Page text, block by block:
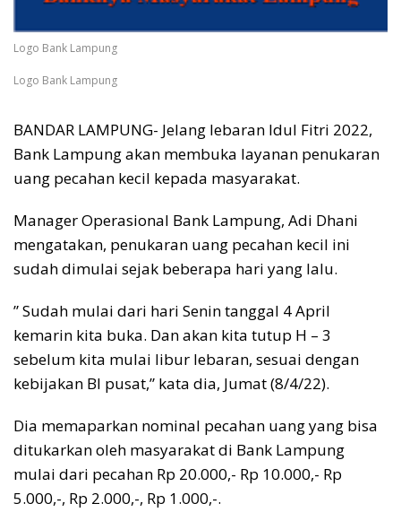
Logo Bank Lampung
Logo Bank Lampung
BANDAR LAMPUNG- Jelang lebaran Idul Fitri 2022,
Bank Lampung akan membuka layanan penukaran
uang pecahan kecil kepada masyarakat.
Manager Operasional Bank Lampung, Adi Dhani
mengatakan, penukaran uang pecahan kecil ini
sudah dimulai sejak beberapa hari yang lalu.
” Sudah mulai dari hari Senin tanggal 4 April
kemarin kita buka. Dan akan kita tutup H – 3
sebelum kita mulai libur lebaran, sesuai dengan
kebijakan BI pusat,” kata dia, Jumat (8/4/22).
Dia memaparkan nominal pecahan uang yang bisa
ditukarkan oleh masyarakat di Bank Lampung
mulai dari pecahan Rp 20.000,- Rp 10.000,- Rp
5.000,-, Rp 2.000,-, Rp 1.000,-.